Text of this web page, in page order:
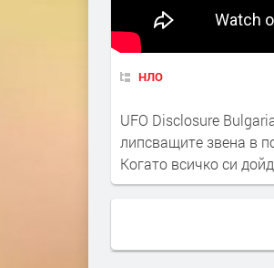
НЛО
UFO Disclosure
липсващите звена в
Когато всичко си